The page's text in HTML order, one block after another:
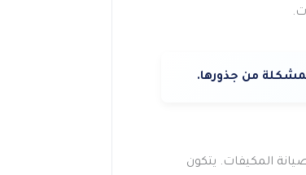
من جذورها.
المكيفات. يتكون